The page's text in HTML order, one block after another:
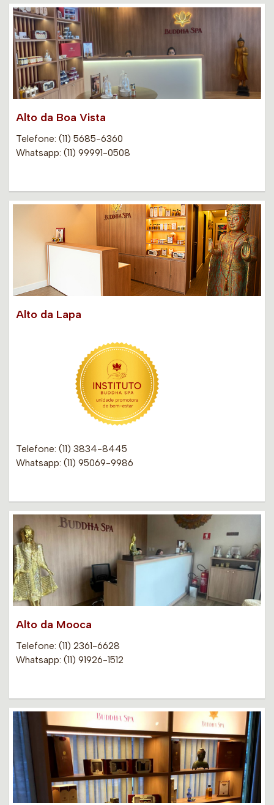
Alto da Boa Vista
Telefone: (11) 5685-6360
Whatsapp: (11) 99991-0508
Alto da Lapa
Telefone: (11) 3834-8445
Whatsapp: (11) 95069-9986
Alto da Mooca
Telefone: (11) 2361-6628
Whatsapp: (11) 91926-1512